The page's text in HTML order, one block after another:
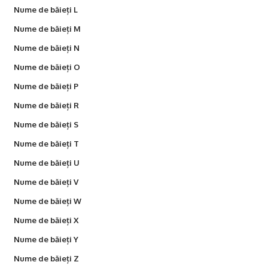
Nume de băieți L
Nume de băieți M
Nume de băieți N
Nume de băieți O
Nume de băieți P
Nume de băieți R
Nume de băieți S
Nume de băieți T
Nume de băieți U
Nume de băieți V
Nume de băieți W
Nume de băieți X
Nume de băieți Y
Nume de băieți Z